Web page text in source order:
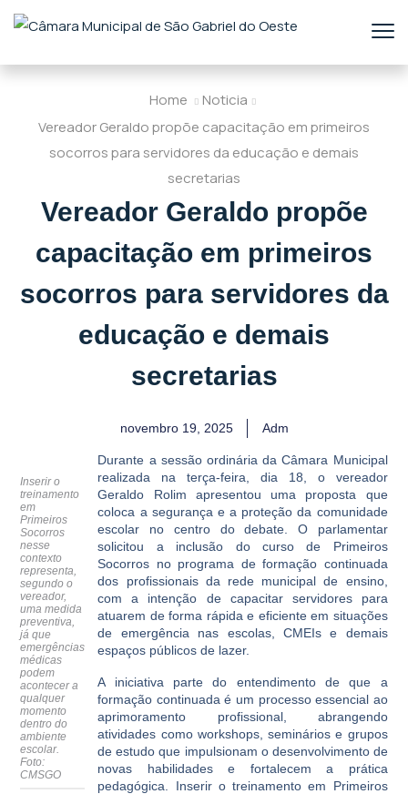
Home
Noticia
Vereador Geraldo propõe capacitação em primeiros
socorros para servidores da educação e demais
secretarias
Vereador Geraldo propõe
capacitação em primeiros
socorros para servidores da
educação e demais
secretarias
novembro 19, 2025 Adm
Inserir o
treinamento
em
Primeiros
Socorros
nesse
contexto
representa,
segundo o
vereador,
uma medida
preventiva,
já que
emergências
médicas
podem
acontecer a
qualquer
momento
dentro do
ambiente
escolar.
Foto:
CMSGO
Durante a sessão ordinária da Câmara Municipal
realizada na terça-feira, dia 18, o vereador
Geraldo Rolim apresentou uma proposta que
coloca a segurança e a proteção da comunidade
escolar no centro do debate. O parlamentar
solicitou a inclusão do curso de Primeiros
Socorros no programa de formação continuada
dos profissionais da rede municipal de ensino,
com a intenção de capacitar servidores para
atuarem de forma rápida e eficiente em situações
de emergência nas escolas, CMEIs e demais
espaços públicos de lazer.
A iniciativa parte do entendimento de que a
formação continuada é um processo essencial ao
aprimoramento profissional, abrangendo
atividades como workshops, seminários e grupos
de estudo que impulsionam o desenvolvimento de
novas habilidades e fortalecem a prática
pedagógica. Inserir o treinamento em Primeiros